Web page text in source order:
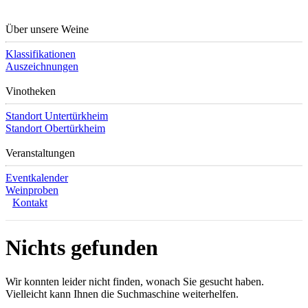
Über unsere Weine
Klassifikationen
Auszeichnungen
Vinotheken
Standort Untertürkheim
Standort Obertürkheim
Veranstaltungen
Eventkalender
Weinproben
Kontakt
Nichts gefunden
Wir konnten leider nicht finden, wonach Sie gesucht haben.
Vielleicht kann Ihnen die Suchmaschine weiterhelfen.